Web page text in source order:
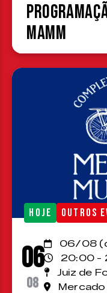
MAMM
HOJE OUTROS
06
08
06/08
20:00 -
Juiz de
Mercado